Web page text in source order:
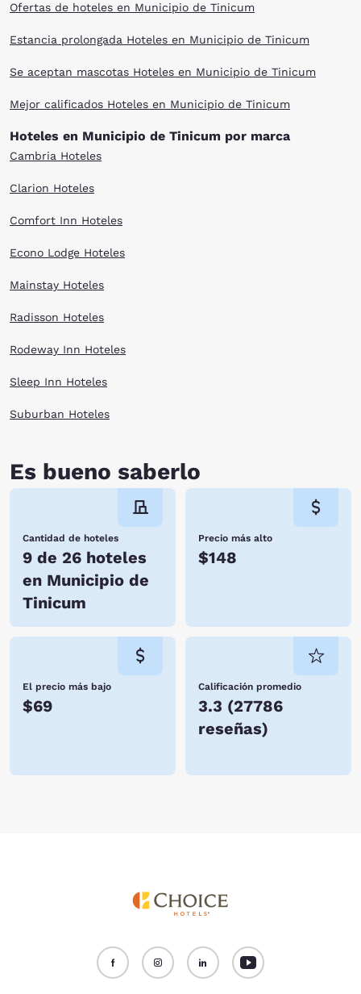
Ofertas de hoteles en Municipio de Tinicum
Estancia prolongada Hoteles en Municipio de Tinicum
Se aceptan mascotas Hoteles en Municipio de Tinicum
Mejor calificados Hoteles en Municipio de Tinicum
Hoteles en Municipio de Tinicum por marca
Cambria Hoteles
Clarion Hoteles
Comfort Inn Hoteles
Econo Lodge Hoteles
Mainstay Hoteles
Radisson Hoteles
Rodeway Inn Hoteles
Sleep Inn Hoteles
Suburban Hoteles
Es bueno saberlo
Cantidad de hoteles
9 de 26 hoteles
en Municipio de
Tinicum
Precio más alto
$148
El precio más bajo
$69
Calificación promedio
3.3 (27786
reseñas)